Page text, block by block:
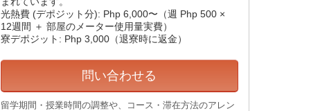
光熱費 (デポジット分): Php 6,000〜（週 Php 500 ×
12週間 ＋ 部屋のメーター使用量実費）
寮デポジット: Php 3,000（退寮時に返金）
問い合わせる
留学期間・授業時間の調整や、コース・滞在方法のアレン